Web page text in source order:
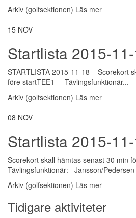
Arkiv (golfsektionen) Läs mer
15 NOV
Startlista 2015-
STARTLISTA 2015-11-18 Scorekort
före startTEE1 Tävlingsfunktionär...
Arkiv (golfsektionen) Läs mer
08 NOV
Startlista 2015-11-
Scorekort skall hämtas senast 30 min
Tävlingsfunktionär: Jansson/
Arkiv (golfsektionen) Läs mer
Tidigare aktiviteter